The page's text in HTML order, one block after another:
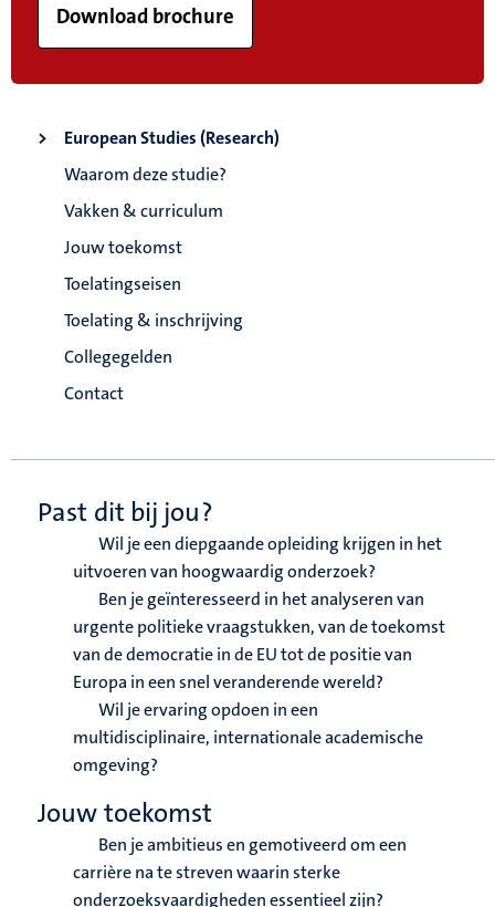
Download brochure
European Studies (Research)
Waarom deze studie?
Vakken & curriculum
Jouw toekomst
Toelatingseisen
Toelating & inschrijving
Collegegelden
Contact
Past dit bij jou?
Wil je een diepgaande opleiding krijgen in het
uitvoeren van hoogwaardig onderzoek?
Ben je geïnteresseerd in het analyseren van
urgente politieke vraagstukken, van de toekomst
van de democratie in de EU tot de positie van
Europa in een snel veranderende wereld?
Wil je ervaring opdoen in een
multidisciplinaire, internationale academische
omgeving?
Jouw toekomst
Ben je ambitieus en gemotiveerd om een
carrière na te streven waarin sterke
onderzoeksvaardigheden essentieel zijn?